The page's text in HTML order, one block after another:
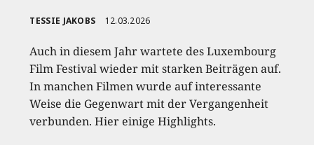
TESSIE JAKOBS 12.03.2026
Auch in diesem Jahr wartete des Luxembourg
Film Festival wieder mit starken Beiträgen auf.
In manchen Filmen wurde auf interessante
Weise die Gegenwart mit der Vergangenheit
verbunden. Hier einige Highlights.